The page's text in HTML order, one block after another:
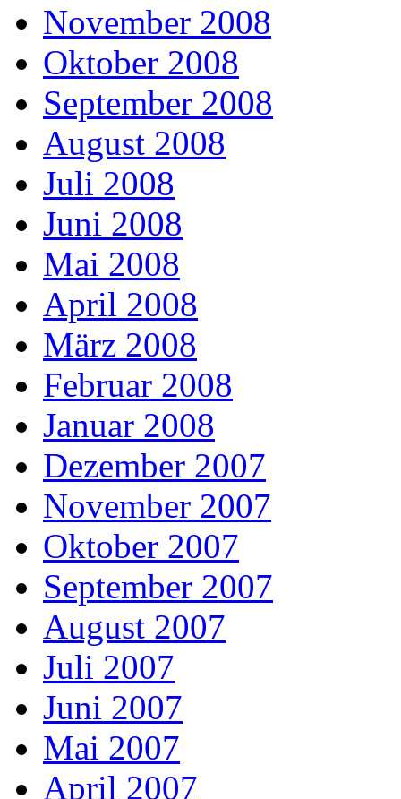
November 2008
Oktober 2008
September 2008
August 2008
Juli 2008
Juni 2008
Mai 2008
April 2008
März 2008
Februar 2008
Januar 2008
Dezember 2007
November 2007
Oktober 2007
September 2007
August 2007
Juli 2007
Juni 2007
Mai 2007
April 2007